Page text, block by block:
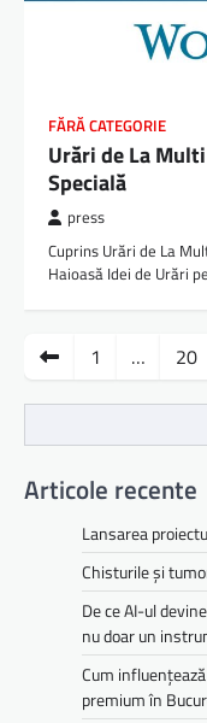
FĂRĂ CATEGORIE
Urări de La
Specială
press
Cuprins Urări de La
Haioasă Idei de Urări
Paginație
articole
1 … 20
Articole recente
Lansarea
Chisturile și
De ce AI-ul
nu doar un
Cum
premium în